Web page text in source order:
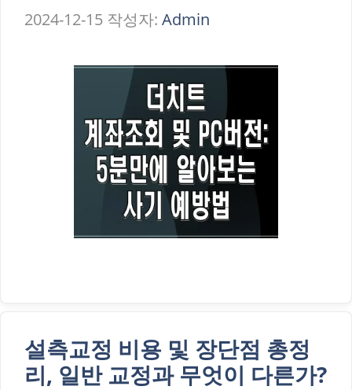
2024-12-15 작성자: Admin
설측교정 비용 및 장단점 총정
리, 일반 교정과 무엇이 다른가?